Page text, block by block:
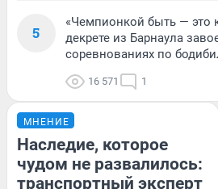
5
«Чемпионкой быть — это
декрете из Барнаула
соревнованиях по
16 571 1
МНЕНИЕ
Наследие, которое
чудом не развалилось:
транспортный эксперт